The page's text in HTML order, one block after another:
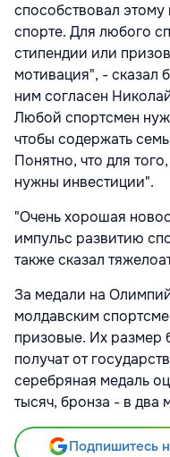
способствовал этому
спорте. Для любого
стипендии или
мотивация", - сказал
ним согласен
Любой спортсмен
чтобы содержать
Понятно, что для
нужны инвестиции".
"Очень хорошая
импульс развитию
также сказал
За медали на
молдавским
призовые. Их размер
получат от
серебряная медаль
тысяч, бронза - в два
Подпишитесь